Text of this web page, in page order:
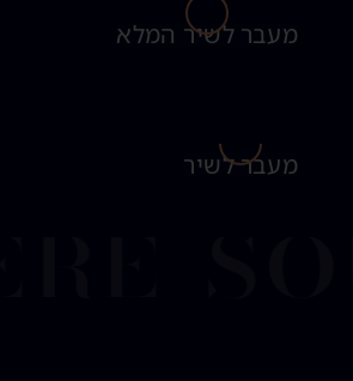
מעבר לשיר המלא
מעבר לשיר